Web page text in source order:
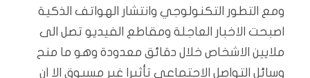
ومع التطور التكنولوجي وانتشار الهواتف الذكية
اصبحت الاخبار العاجلة ومقاطع الفيديو تصل الى
ملايين الاشخاص خلال دقائق معدودة وهو ما منح
وسائل التواصل الاجتماعي تأثيرا غير مسبوق الا ان